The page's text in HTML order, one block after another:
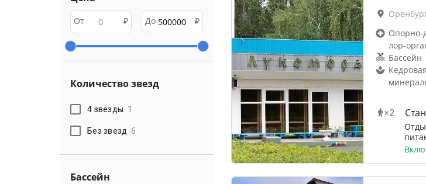
От ₽ До ₽
Количество звезд
4 звезды 1
Без звезд 6
Бассейн
Опорно-
лор-
Бассейн
×2